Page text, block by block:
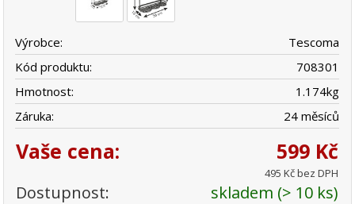
Výrobce:
Tescoma
Kód produktu:
708301
Hmotnost:
1.174kg
Záruka:
24 měsíců
Vaše cena: 599 Kč
495 Kč bez DPH
Dostupnost: skladem (> 10 ks)